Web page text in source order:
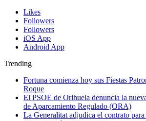
Likes
Followers
Followers
iOS App
Android App
Trending
Fortuna comienza hoy sus Fiestas
Roque
El PSOE de Orihuela denuncia la
de Aparcamiento Regulado (ORA)
La Generalitat adjudica el contrato